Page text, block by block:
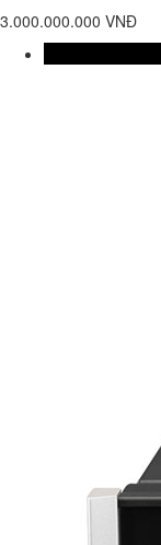
3.000.000.000 VNĐ